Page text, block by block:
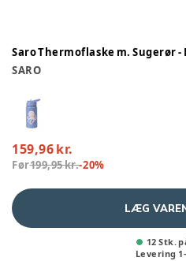
Saro Thermoflaske m. Sugerør -
SARO
159,96 kr.
Før199,95 kr.-20%
LÆG
12 Stk.
Levering 1